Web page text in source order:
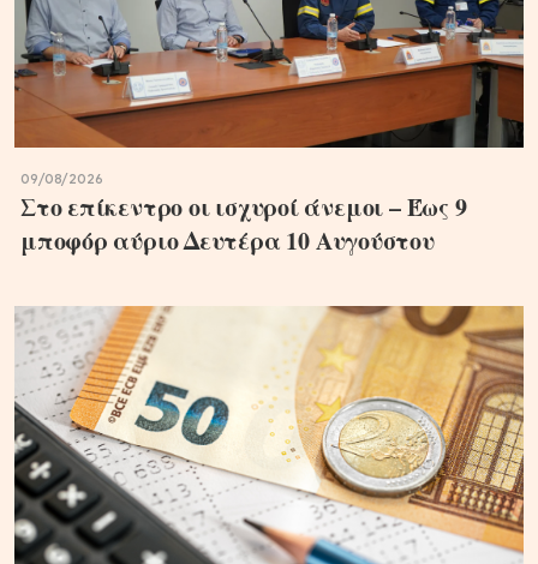
09/08/2026
Στο επίκεντρο οι ισχυροί άνεμοι – Έως 9
μποφόρ αύριο Δευτέρα 10 Αυγούστου